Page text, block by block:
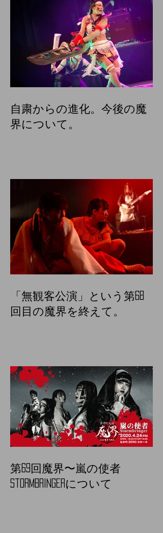
自粛からの進化。今後の魔
界について。
「無観客公演」という第68
回目の魔界を終えて。
第69回魔界〜嵐の使者
Stormbringerについて